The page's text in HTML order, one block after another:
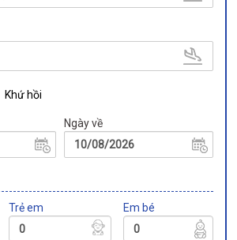
Khứ hồi
Ngày về
Trẻ em Em bé